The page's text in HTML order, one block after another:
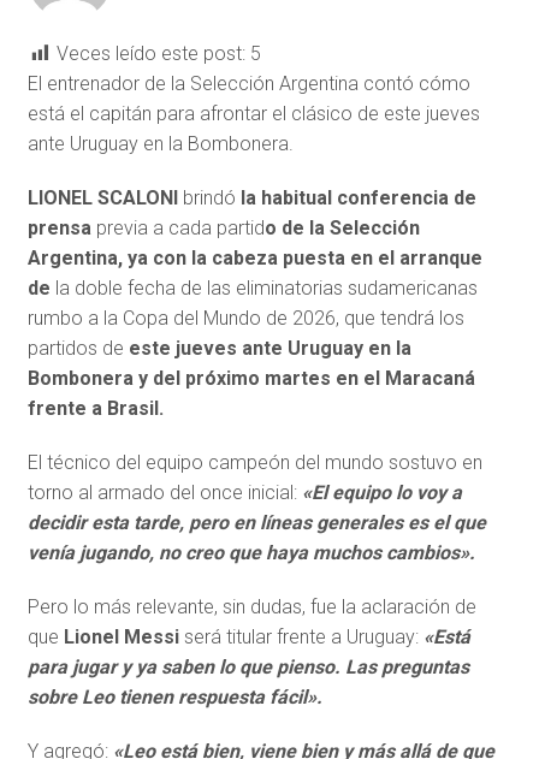
Veces leído este post: 5
El entrenador de la Selección Argentina contó cómo
está el capitán para afrontar el clásico de este jueves
ante Uruguay en la Bombonera.
LIONEL SCALONI brindó la habitual conferencia de
prensaprevia a cada partido de la Selección
Argentina, ya con la cabeza puesta en el arranque
de la doble fecha de las eliminatorias sudamericanas
rumbo a la Copa del Mundo de 2026, que tendrá los
partidos de este jueves ante Uruguay en la
Bombonera y del próximo martes en el Maracaná
frente a Brasil.
El técnico del equipo campeón del mundo sostuvo en
torno al armado del once inicial: «El equipo lo voy a
decidir esta tarde, pero en líneas generales es el que
venía jugando, no creo que haya muchos cambios».
Pero lo más relevante, sin dudas, fue la aclaración de
que Lionel Messiserá titular frente a Uruguay: «Está
para jugar y ya saben lo que pienso. Las preguntas
sobre Leo tienen respuesta fácil».
Y agregó: «Leo está bien, viene bien y más allá de que